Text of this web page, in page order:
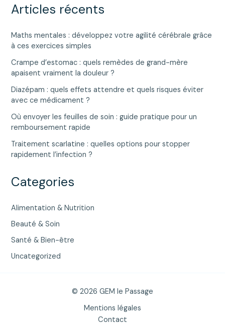
Articles récents
Maths mentales : développez votre agilité cérébrale grâce
à ces exercices simples
Crampe d’estomac : quels remèdes de grand-mère
apaisent vraiment la douleur ?
Diazépam : quels effets attendre et quels risques éviter
avec ce médicament ?
Où envoyer les feuilles de soin : guide pratique pour un
remboursement rapide
Traitement scarlatine : quelles options pour stopper
rapidement l’infection ?
Categories
Alimentation & Nutrition
Beauté & Soin
Santé & Bien-être
Uncategorized
© 2026 GEM le Passage
Mentions légales
Contact